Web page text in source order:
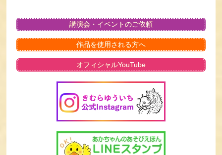
講演会・イベントのご依頼
作品を使用される方へ
オフィシャルYouTube